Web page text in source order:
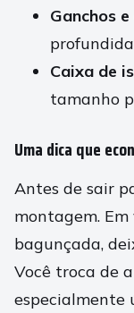
Ganchos
Caixa de
tamanho
Uma dica que
Antes de sair
montagem.
bagunçada,
Você troca de
especialmente